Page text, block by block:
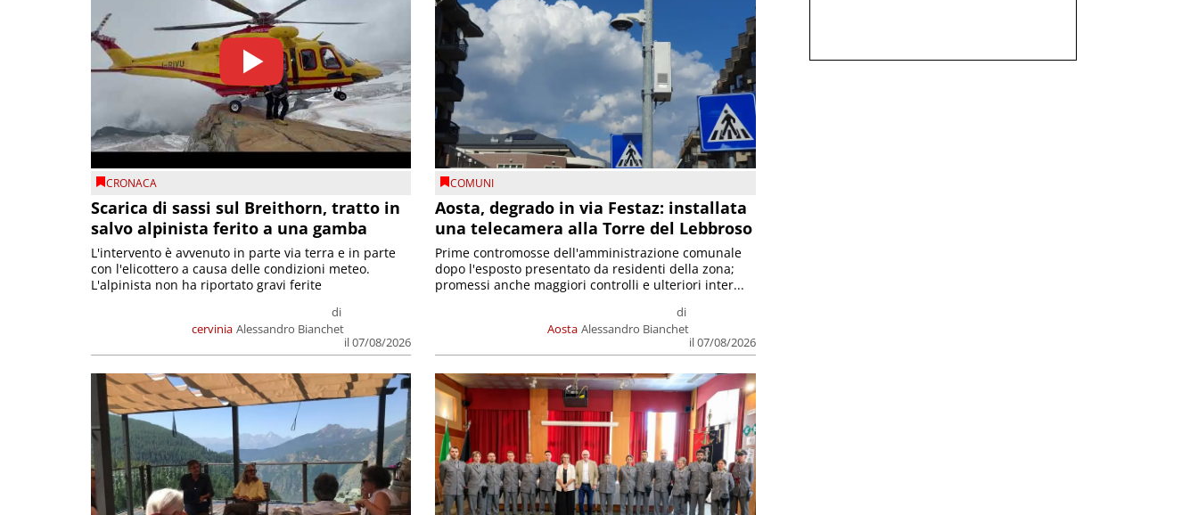
CRONACA
Scarica di sassi sul Breithorn, tratto in
salvo alpinista ferito a una gamba
cervinia
di
Alessandro Bianchet
il 07/08/2026
L'intervento è avvenuto in parte via terra e in parte
con l'elicottero a causa delle condizioni meteo.
L'alpinista non ha riportato gravi ferite
COMUNI
Aosta, degrado in via Festaz: installata
una telecamera alla Torre del Lebbroso
Aosta
di
Alessandro Bianchet
il 07/08/2026
Prime contromosse dell'amministrazione comunale
dopo l'esposto presentato da residenti della zona;
promessi anche maggiori controlli e ulteriori inter...